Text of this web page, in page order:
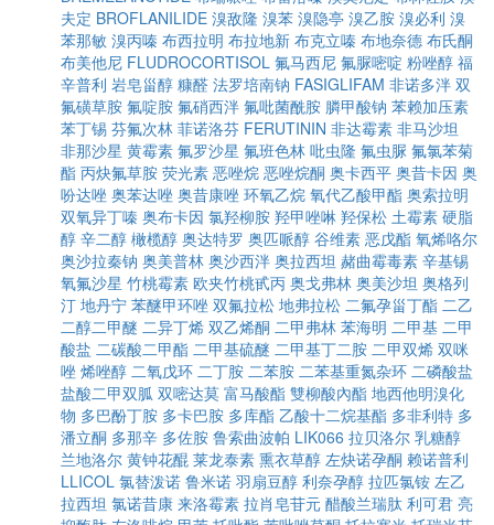
夫定 BROFLANILIDE 溴敌隆 溴苯 溴隐亭 溴乙胺 溴必利 溴
苯那敏 溴丙嗪 布西拉明 布拉地新 布克立嗪 布地奈德 布氏酮
布美他尼 FLUDROCORTISOL 氟马西尼 氟脲嘧啶 粉唑醇 福
辛普利 岩皂甾醇 糠醛 法罗培南钠 FASIGLIFAM 非诺多泮 双
氟磺草胺 氟啶胺 氟硝西泮 氟吡菌酰胺 膦甲酸钠 苯赖加压素
苯丁锡 芬氟次林 菲诺洛芬 FERUTININ 非达霉素 非马沙坦
非那沙星 黄霉素 氟罗沙星 氟班色林 吡虫隆 氟虫脲 氟氯苯菊
酯 丙炔氟草胺 荧光素 恶唑烷 恶唑烷酮 奥卡西平 奥昔卡因 奥
吩达唑 奥苯达唑 奥昔康唑 环氧乙烷 氧代乙酸甲酯 奥索拉明
双氧异丁嗪 奥布卡因 氯羟柳胺 羟甲唑啉 羟保松 土霉素 硬脂
醇 辛二醇 橄榄醇 奥达特罗 奥匹哌醇 谷维素 恶戊酯 氧烯咯尔
奥沙拉秦钠 奥美普林 奥沙西泮 奥拉西坦 赭曲霉毒素 辛基锡
氧氟沙星 竹桃霉素 欧夹竹桃甙丙 奥戈弗林 奥美沙坦 奥格列
汀 地丹宁 苯醚甲环唑 双氟拉松 地弗拉松 二氟孕甾丁酯 二乙
二醇二甲醚 二异丁烯 双乙烯酮 二甲弗林 苯海明 二甲基 二甲
酸盐 二碳酸二甲酯 二甲基硫醚 二甲基丁二胺 二甲双烯 双咪
唑 烯唑醇 二氧戊环 二丁胺 二苯胺 二苯基重氮杂环 二磷酸盐
盐酸二甲双胍 双嘧达莫 富马酸酯 雙柳酸內酯 地西他明溴化
物 多巴酚丁胺 多卡巴胺 多库酯 乙酸十二烷基酯 多非利特 多
潘立酮 多那辛 多佐胺 鲁索曲波帕 LIK066 拉贝洛尔 乳糖醇
兰地洛尔 黄钟花醌 莱龙泰素 熏衣草醇 左炔诺孕酮 赖诺普利
LLICOL 氯替泼诺 鲁米诺 羽扇豆醇 利奈孕醇 拉匹氯铵 左乙
拉西坦 氯诺昔康 来洛霉素 拉肖皂苷元 醋酸兰瑞肽 利可君 亮